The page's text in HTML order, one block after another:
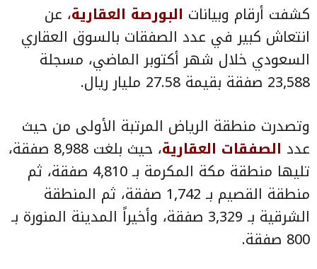
كشفت أرقام وبيانات البورصة العقارية، عن
انتعاش كبير في عدد الصفقات بالسوق العقاري
السعودي خلال شهر أكتوبر الماضي، مسجلة
23,588 صفقة بقيمة 27.58 مليار ريال.
وتصدرت منطقة الرياض المرتبة الأولى من حيث
عدد الصفقات العقارية
، حيث بلغت 8,988 صفقة،
تليها منطقة مكة المكرمة بـ 4,810 صفقة، ثم
منطقة القصيم بـ 1,742 صفقة، ثم المنطقة
الشرقية بـ 3,329 صفقة، وأخيراً المدينة المنورة بـ
800 صفقة.